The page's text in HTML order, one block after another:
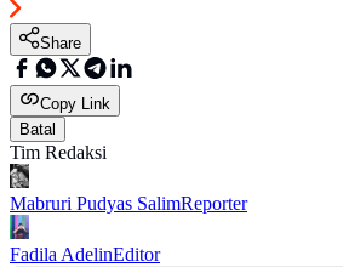
Share
Copy Link
Batal
Tim Redaksi
Mabruri Pudyas SalimReporter
Fadila AdelinEditor